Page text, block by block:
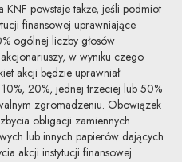
powstaje także, jeśli podmiot
finansowej uprawniające
ogólnej liczby głosów
w wyniku czego
akcji będzie uprawniał
20%, jednej trzeciej lub 50%
zgromadzeniu. Obowiązek
obligacji zamiennych
lub innych papierów dających
akcji instytucji finansowej.